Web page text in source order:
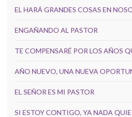
EL HARÁ GRANDES COSAS EN
ENGAÑANDO AL PASTOR
TE COMPENSARÉ POR LOS AÑOS
AÑO NUEVO, UNA NUEVA
EL SEÑOR ES MI PASTOR
SI ESTOY CONTIGO, YA NADA